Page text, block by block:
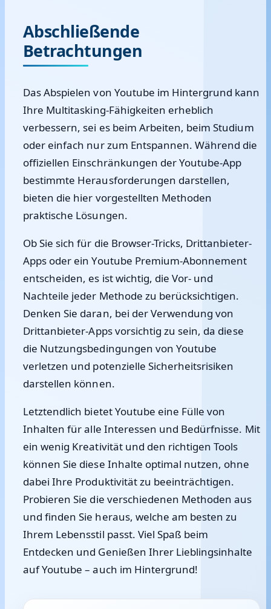
Abschließende
Betrachtungen
Das Abspielen von Youtube im Hintergrund kann
Ihre Multitasking-Fähigkeiten erheblich
verbessern, sei es beim Arbeiten, beim Studium
oder einfach nur zum Entspannen. Während die
offiziellen Einschränkungen der Youtube-App
bestimmte Herausforderungen darstellen,
bieten die hier vorgestellten Methoden
praktische Lösungen.
Ob Sie sich für die Browser-Tricks, Drittanbieter-
Apps oder ein Youtube Premium-Abonnement
entscheiden, es ist wichtig, die Vor- und
Nachteile jeder Methode zu berücksichtigen.
Denken Sie daran, bei der Verwendung von
Drittanbieter-Apps vorsichtig zu sein, da diese
die Nutzungsbedingungen von Youtube
verletzen und potenzielle Sicherheitsrisiken
darstellen können.
Letztendlich bietet Youtube eine Fülle von
Inhalten für alle Interessen und Bedürfnisse. Mit
ein wenig Kreativität und den richtigen Tools
können Sie diese Inhalte optimal nutzen, ohne
dabei Ihre Produktivität zu beeinträchtigen.
Probieren Sie die verschiedenen Methoden aus
und finden Sie heraus, welche am besten zu
Ihrem Lebensstil passt. Viel Spaß beim
Entdecken und Genießen Ihrer Lieblingsinhalte
auf Youtube – auch im Hintergrund!